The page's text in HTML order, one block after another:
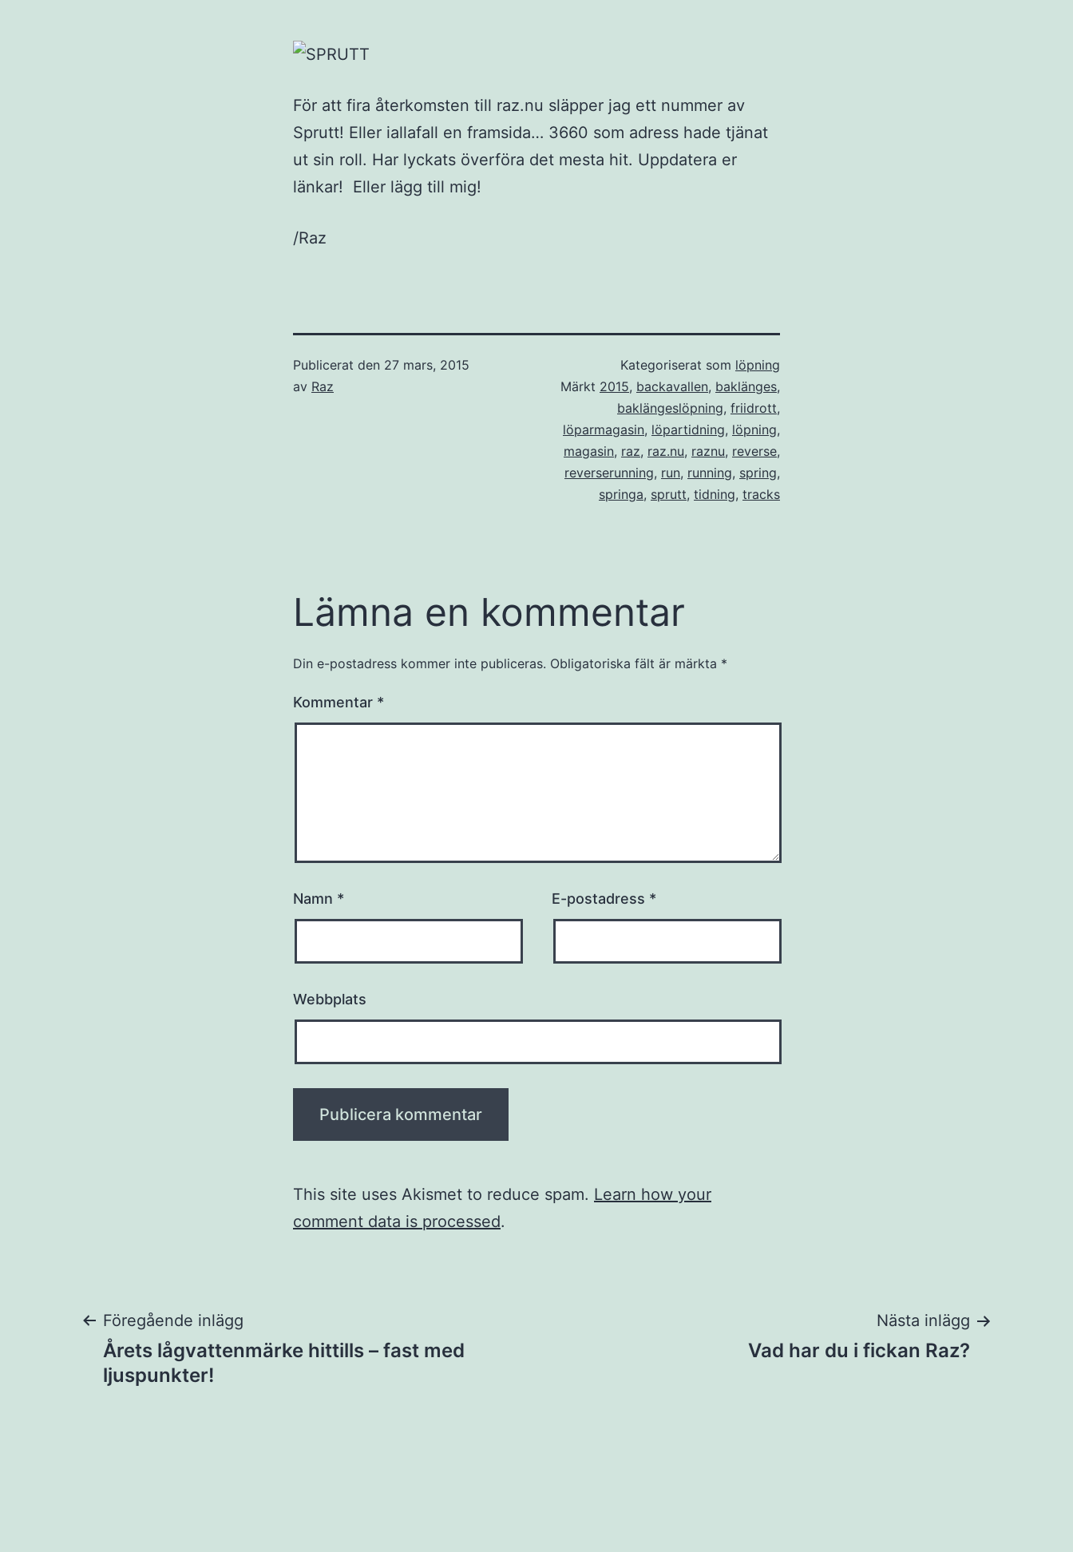
För att fira återkomsten till raz.nu släpper jag ett nummer av
Sprutt! Eller iallafall en framsida… 3660 som adress hade tjänat
ut sin roll. Har lyckats överföra det mesta hit. Uppdatera er
länkar! Eller lägg till mig!
/Raz
Publicerat den 27 mars, 2015
av Raz
Kategoriserat som löpning
Märkt 2015, backavallen, baklänges,
baklängeslöpning, friidrott,
löparmagasin, löpartidning, löpning,
magasin, raz, raz.nu, raznu, reverse,
reverserunning, run, running, spring,
springa, sprutt, tidning, tracks
Lämna en kommentar
Din e-postadress kommer inte publiceras. Obligatoriska fält är märkta *
Kommentar *
Namn * E-postadress *
Webbplats
This site uses Akismet to reduce spam. Learn how your
comment data is processed.
Inläggsnavigering
Föregående inlägg
Årets lågvattenmärke hittills – fast med
ljuspunkter!
Nästa inlägg
Vad har du i fickan Raz?